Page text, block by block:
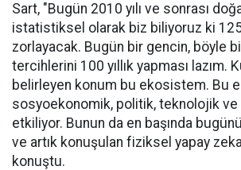
Sart, "Bugün 2010 yılı ve sonrası
istatistiksel olarak biz biliyoruz ki 125
zorlayacak. Bugün bir gencin, böyle
tercihlerini 100 yıllık yapması lazım.
belirleyen konum bu ekosistem. Bu
sosyoekonomik, politik, teknolojik ve
etkiliyor. Bunun da en başında
ve artık konuşulan fiziksel yapay
konuştu.